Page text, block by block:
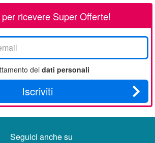
ricevere Super Offerte!
dei dati personali
Iscriviti
Seguici anche su